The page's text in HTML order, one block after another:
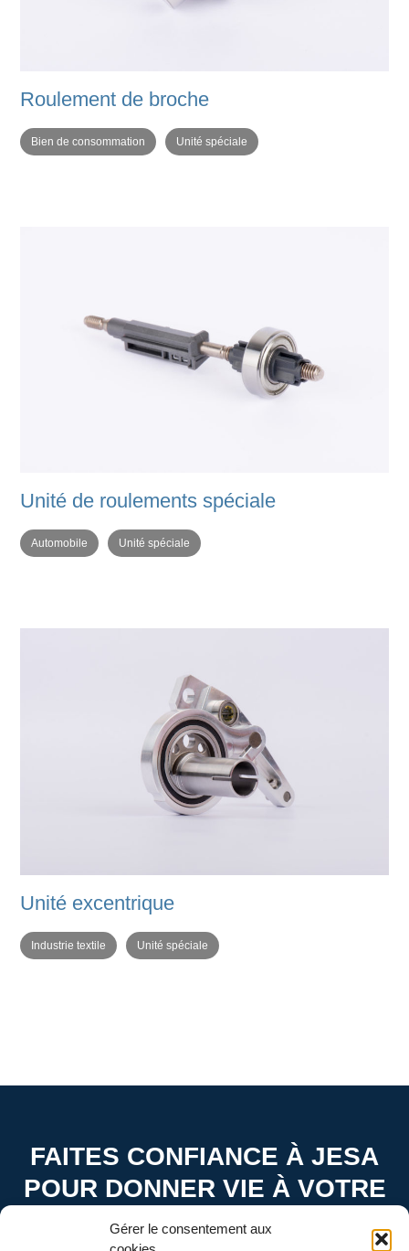
Gérer le consentement aux
Roulement de broche
Bien de consommation Unité spéciale
Unité de roulements spéciale
Automobile Unité spéciale
Unité excentrique
Industrie textile Unité spéciale
FAITES CONFIANCE À JESA
POUR DONNER VIE À VOTRE
PROJET.